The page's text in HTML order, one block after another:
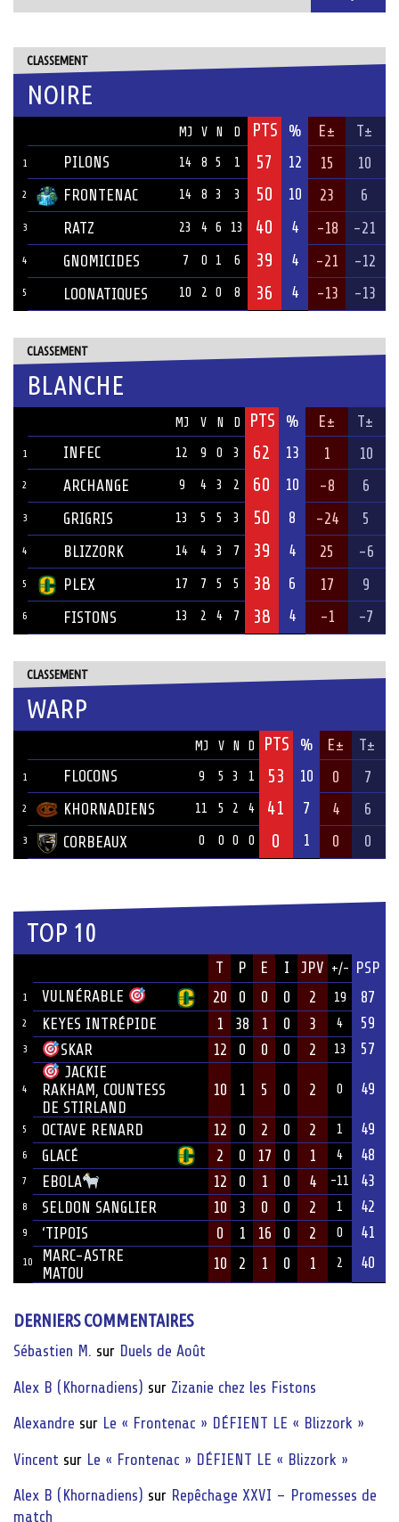
CLASSEMENT
NOIRE
MJ V N D PTS % E± T±
1 PILONS 14 8 5 1 57 12 15 10
2 FRONTENAC 14 8 3 3 50 10 23 6
3 RATZ 23 4 6 13 40 4 -18 -21
4 GNOMICIDES 7 0 1 6 39 4 -21 -12
5 LOONATIQUES 10 2 0 8 36 4 -13 -13
CLASSEMENT
BLANCHE
MJ V N D PTS % E± T±
1 INFEC 12 9 0 3 62 13 1 10
2 ARCHANGE 9 4 3 2 60 10 -8 6
3 GRIGRIS 13 5 5 3 50 8 -24 5
4 BLIZZORK 14 4 3 7 39 4 25 -6
5 PLEX 17 7 5 5 38 6 17 9
6 FISTONS 13 2 4 7 38 4 -1 -7
CLASSEMENT
WARP
MJ V N D PTS % E± T±
1 FLOCONS 9 5 3 1 53 10 0 7
2 KHORNADIENS 11 5 2 4 41 7 4 6
3 CORBEAUX 0 0 0 0 0 1 0 0
TOP 10
T P E I JPV +/- PSP
1 VULNÉRABLE 20 0 0 0 2 19 87
2 KEYES INTRÉPIDE 1 38 1 0 3 4 59
3 SKAR 12 0 0 0 2 13 57
4
JACKIE
RAKHAM, COUNTESS
DE STIRLAND
10 1 5 0 2 0 49
5 OCTAVE RENARD 12 0 2 0 2 1 49
6 GLACÉ 2 0 17 0 1 4 48
7 EBOLA 12 0 1 0 4 -11 43
8 SELDON SANGLIER 10 3 0 0 2 1 42
9 ‘TIPOIS 0 1 16 0 2 0 41
10
MARC-ASTRE
MATOU
10 2 1 0 1 2 40
DERNIERS COMMENTAIRES
Sébastien M. sur Duels de Août
Alex B (Khornadiens) sur Zizanie chez les Fistons
Alexandre sur Le « Frontenac » DÉFIENT LE « Blizzork »
Vincent sur Le « Frontenac » DÉFIENT LE « Blizzork »
Alex B (Khornadiens) sur Repêchage XXVI – Promesses de
match